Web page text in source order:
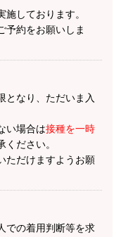
しております。
予約をお願いしま
となり、ただいま入
い場合は接種を一時
ください。
ただけますようお願
での着用判断等を求